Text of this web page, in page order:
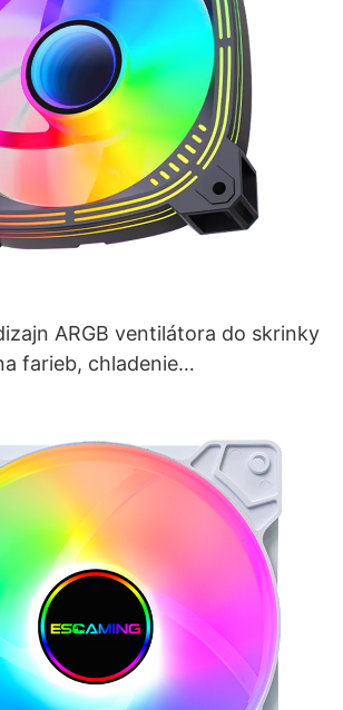
ARGB ventilátora do skrinky
farieb, chladenie